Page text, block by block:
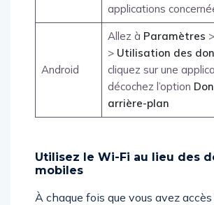
applications
Android
Allez à Paramètres >
> Utilisation des
cliquez sur une
décochez l’option
arrière-plan
Utilisez le Wi-Fi au lieu des
mobiles
À chaque fois que vous avez accès